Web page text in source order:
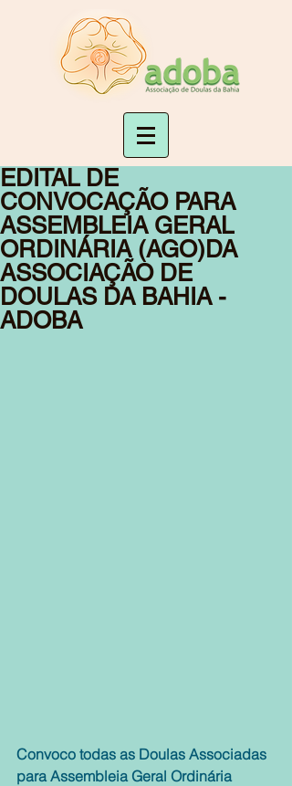
EDITAL DE
CONVOCAÇÃO PARA
ASSEMBLEIA GERAL
ORDINÁRIA (AGO)DA
ASSOCIAÇÃO DE
DOULAS DA BAHIA -
ADOBA
Convoco todas as Doulas Associadas
para Assembleia Geral Ordinária